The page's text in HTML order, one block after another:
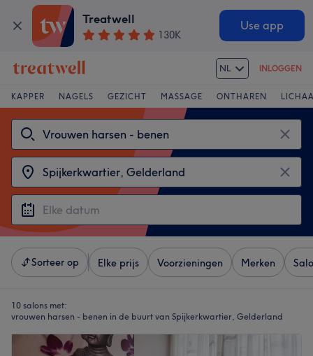
Treatwell
130K
Use app
NL INLOGGEN
KAPPER NAGELS GEZICHT MASSAGE ONTHAREN
Sorteer op Elke prijs Voorzieningen Merken
10 salons met:
vrouwen harsen - benen in de buurt van Spijkerkwartier, Gelderland